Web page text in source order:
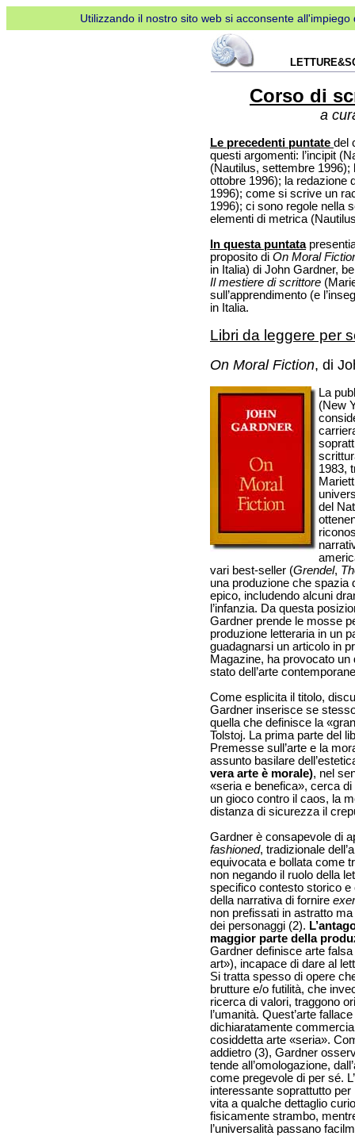
Utilizzando il nostro sito web si acconsente
Corso di
a
Le precedenti puntate del
questi argomenti: l’incipit
(Nautilus, settembre
ottobre 1996); la redazione
1996); come si scrive un
1996); ci sono regole nella
elementi di metrica
In questa puntata
proposito di On Moral
in Italia) di John Gardner,
Il mestiere di scrittore
sull’apprendimento (e
in Italia.
Libri da leggere per
On Moral Fiction, di
La
(New
1983,
del
vari best-seller (Grendel,
una produzione che spazia
epico, includendo alcuni
l’infanzia. Da questa
Gardner prende le mosse
produzione letteraria in un
guadagnarsi un articolo in
Magazine, ha provocato
stato dell’arte
Come esplicita il titolo,
Gardner inserisce se
quella che definisce la
Tolstoj. La prima parte del
Premesse sull’arte e la
assunto basilare
vera arte è morale), nel
«seria e benefica», cerca
un gioco contro il caos, la
distanza di sicurezza il
Gardner è consapevole di
fashioned, tradizionale
equivocata e bollata come
non negando il ruolo della
specifico contesto storico e
della narrativa di fornire
non prefissati in astratto
dei personaggi (2).
maggior parte della
Gardner definisce arte
art»), incapace di dare al
Si tratta spesso di opere
brutture e/o futilità, che
ricerca di valori, traggono
l’umanità. Quest’arte
dichiaratamente
cosiddetta arte «seria».
addietro (3), Gardner
tende all’omologazione,
come pregevole di per sé.
interessante soprattutto
vita a qualche dettaglio
fisicamente strambo,
l’universalità passano